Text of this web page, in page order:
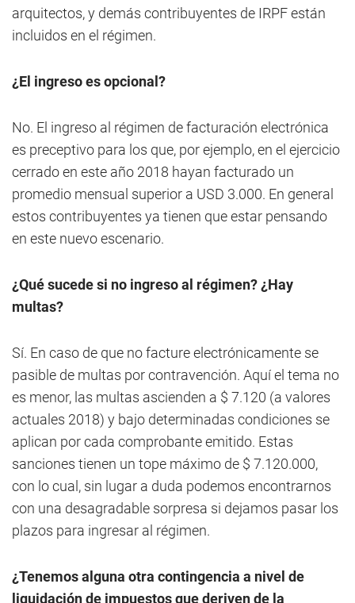
arquitectos, y demás contribuyentes de IRPF están
incluidos en el régimen.
¿El ingreso es opcional?
No. El ingreso al régimen de facturación electrónica
es preceptivo para los que, por ejemplo, en el ejercicio
cerrado en este año 2018 hayan facturado un
promedio mensual superior a USD 3.000. En general
estos contribuyentes ya tienen que estar pensando
en este nuevo escenario.
¿Qué sucede si no ingreso al régimen? ¿Hay
multas?
Sí. En caso de que no facture electrónicamente se
pasible de multas por contravención. Aquí el tema no
es menor, las multas ascienden a $ 7.120 (a valores
actuales 2018) y bajo determinadas condiciones se
aplican por cada comprobante emitido. Estas
sanciones tienen un tope máximo de $ 7.120.000,
con lo cual, sin lugar a duda podemos encontrarnos
con una desagradable sorpresa si dejamos pasar los
plazos para ingresar al régimen.
¿Tenemos alguna otra contingencia a nivel de
liquidación de impuestos que deriven de la